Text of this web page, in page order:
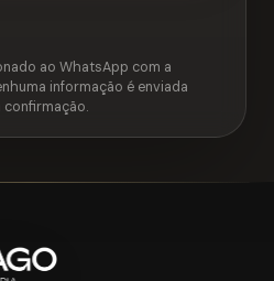
ao WhatsApp com a
informação é enviada
confirmação.